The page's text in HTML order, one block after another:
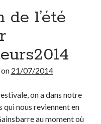
toute personnelle
ma vélorution toute
de l’été
21/07/2014
on a dans notre
qui nous reviennent en
au moment où